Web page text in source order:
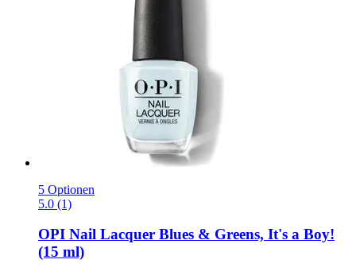
5 Optionen
5.0 (1)
OPI Nail Lacquer Blues & Greens, It's a Boy!
(15 ml)